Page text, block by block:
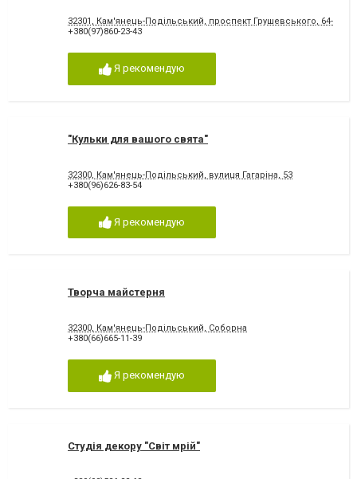
32301, Кам'янець-Подільський, проспект Грушевського, 64-а
+380(97)860-23-43
Я рекомендую
"Кульки для вашого свята"
32300, Кам'янець-Подільський, вулиця Гагаріна, 53
+380(96)626-83-54
Я рекомендую
Творча майстерня
32300, Кам'янець-Подільський, Соборна
+380(66)665-11-39
Я рекомендую
Студія декору "Світ мрій"